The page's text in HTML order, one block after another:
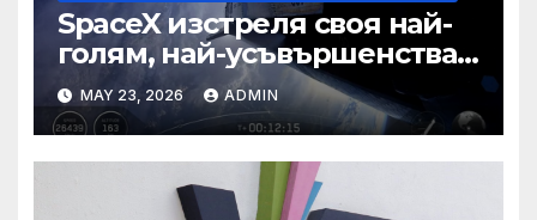
SpaceX изстреля своя най-
голям, най-усъвършенстван
Starship досега на тестов
полет
MAY 23, 2026 ADMIN